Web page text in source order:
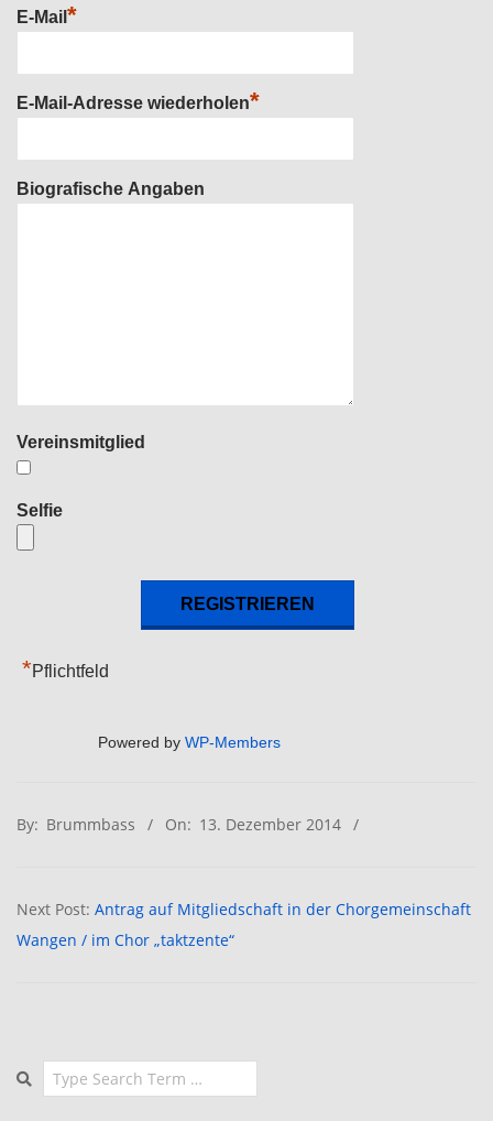
E-Mail *
E-Mail-Adresse wiederholen*
Biografische Angaben
Vereinsmitglied
Selfie
*Pflichtfeld
Powered by WP-Members
12-
By: Brummbass On: 13. Dezember 2014
Next Post: Antrag auf Mitgliedschaft in der Chorgemeinschaft
Wangen / im Chor „taktzente“
Search